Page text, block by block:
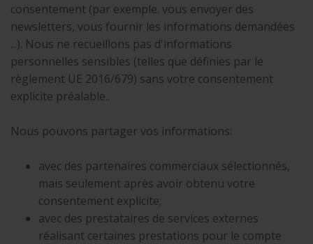
consentement (par exemple. vous envoyer des
newsletters, vous fournir les informations demandées
...). Nous ne recueillons pas d'informations
personnelles sensibles (telles que définies par le
règlement UE 2016/679) sans votre consentement
explicite préalable..
Nous pouvons partager vos informations:
avec des partenaires commerciaux sélectionnés,
mais seulement après avoir obtenu votre
consentement explicite;
avec des prestataires de services externes
réalisant certaines prestations pour le compte